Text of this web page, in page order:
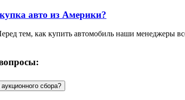
авто из Америки?
тем, как купить автомобиль наши менеджеры
сбора?